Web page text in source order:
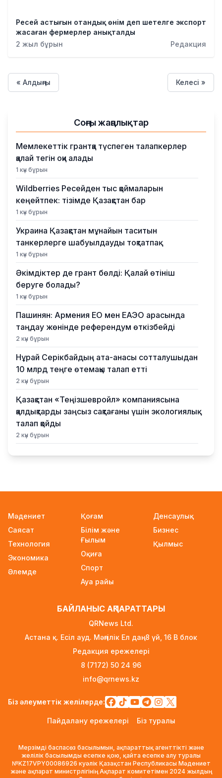
Ресей астығын отандық өнім деп шетелге экспорт
жасаған фермерлер анықталды
2 жыл бұрын
Редакция
« Алдыңғы Келесі »
Соңғы жаңалықтар
Мемлекеттік грантқа түспеген талапкерлер
қалай тегін оқи алады
1 күн бұрын
Wildberries Ресейден тыс қоймаларын
кеңейтпек: тізімде Қазақстан бар
1 күн бұрын
Украина Қазақстан мұнайын таситын
танкерлерге шабуылдауды тоқтатпақ
1 күн бұрын
Әкімдіктер де грант бөлді: Қалай өтініш
беруге болады?
1 күн бұрын
Пашинян: Армения ЕО мен ЕАЭО арасында
таңдау жөнінде референдум өткізбейді
2 күн бұрын
Нұрай Серікбайдың ата-анасы сотталушыдан
10 млрд теңге өтемақы талап етті
2 күн бұрын
Қазақстан «Теңізшевройл» компаниясына
қалдықтарды заңсыз сақтағаны үшін экологиялық
талап қойды
2 күн бұрын
Жүлде қоры 10,5 миллион теңге: Алматыда
білім гранттары иегерлерінің тізімі
жарияланды
2 күн бұрын
Ауылға көшетін IT-мамандар мен
архивистерге 10,8 млн теңгеге дейін тұрғын
үй несиесі берілуі мүмкін
Футболдан Қазақстан құрамасына жаңа бас
2 күн бұрын
«Қазақтелекомның» екі қызметкері жұмыс
кезінде қаза тапты
Трамп АҚШ-та туғандарға автоматты түрде
Қыркүйектен бастап көлік әкелуге қойылатын
талаптар күшейеді
Мәдениет
Саясат
Технология
Экономика
Әлемде
Қоғам
Білім және
Ғылым
Оқиға
Спорт
Ауа райы
Денсаулық
Бизнес
Қылмыс
БАЙЛАНЫС АҚПАРАТТАРЫ
QRNews Ltd.
Астана қ. Есіл ауд. Мәңгілік Ел даң. 8 үй, 16 B блок
Редакция ережелері
8 (7172) 50 24 96
info@qrnews.kz
Біз әлеуметтік желілерде:
Пайдалану ережелері Біз туралы
Мерзімді баспасөз басылымын, ақпараттық агенттікті және
желілік басылымды есепке қою, қайта есепке алу туралы
№KZ17VPY00086926 куәлік Қазақстан Республикасы Мәдениет
және ақпарат министрлігінің Ақпарат комитетімен 2024 жылдың